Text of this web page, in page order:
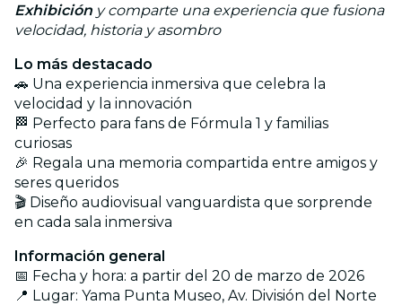
Exhibición y comparte una experiencia que fusiona
velocidad, historia y asombro
Lo más destacado
🚗 Una experiencia inmersiva que celebra la
velocidad y la innovación
🏁 Perfecto para fans de Fórmula 1 y familias
curiosas
🎉 Regala una memoria compartida entre amigos y
seres queridos
🎬 Diseño audiovisual vanguardista que sorprende
en cada sala inmersiva
Información general
📅 Fecha y hora: a partir del 20 de marzo de 2026
📍 Lugar: Yama Punta Museo, Av. División del Norte